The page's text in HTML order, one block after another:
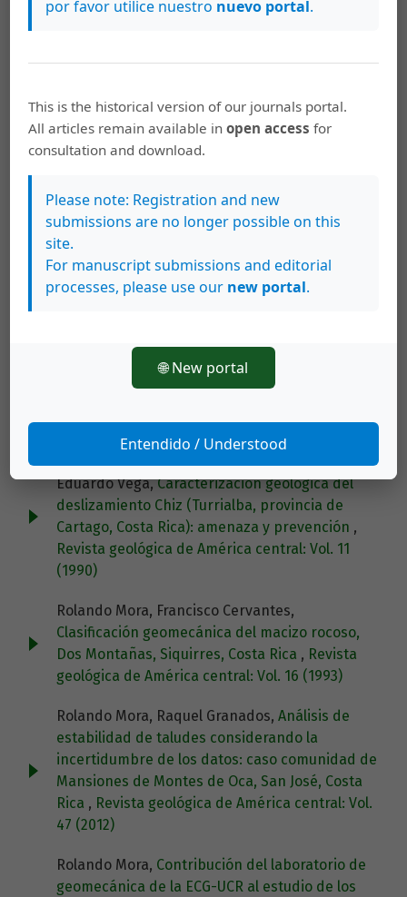
la amenaza del volcán Turrialba, Costa Rica
(2015): Enero-Junio
Rolando Mora, Marina Pirulli,Deslizamiento Las
Torres, volcán Irazú, Costa Rica: definición de su
volumen y su dirección preferencial de
Rolando Mora,El Puente de Piedra de Grecia:
¿un arco o un puente natural?
geológica de América central: Vol. 31 (2004)
de control y comparación con otros eventos en
Revista geológica de América
Limón
Rolando Mora, Alexis Cerdas, Fernando Molina,
Eduardo Vega,Caracterización geológica del
deslizamiento Chiz (Turrialba, provincia de
Cartago, Costa Rica): amenaza y prevención ,
Revista geológica de América central: Vol. 11
(1990)
Rolando Mora, Francisco Cervantes,
Clasificación geomecánica del macizo rocoso,
Dos Montañas, Siquirres, Costa Rica , Revista
geológica de América central: Vol. 16 (1993)
Rolando Mora, Raquel Granados, Análisis de
estabilidad de taludes considerando la
incertidumbre de los datos: caso comunidad de
Mansiones de Montes de Oca, San José, Costa
Rica , Revista geológica de América central: Vol.
47 (2012)
Rolando Mora, Contribución del laboratorio de
geomecánica de la ECG-UCR al estudio de los
por favor utilice nuestro nuevo portal.
This is the historical version of our journals portal.
All articles remain available inopen access for
consultation and download.
Please note: Registration and new
submissions are no longer possible on this
site.
For manuscript submissions and editorial
processes, please use our new portal.
🌐 New portal
Entendido / Understood